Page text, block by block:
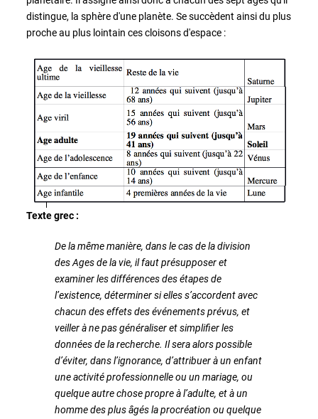
distingue, la sphère d'une planète. Se succèdent ainsi du plus
proche au plus lointain ces cloisons d'espace :
Texte grec :
De la même manière, dans le cas de la division
des Ages de la vie, il faut présupposer et
examiner les différences des étapes de
l’existence, déterminer si elles s’accordent avec
chacun des effets des événements prévus, et
veiller à ne pas généraliser et simplifier les
données de la recherche. Il sera alors possible
d’éviter, dans l’ignorance, d’attribuer à un enfant
une activité professionnelle ou un mariage, ou
quelque autre chose propre à l’adulte, et à un
homme des plus âgés la procréation ou quelque